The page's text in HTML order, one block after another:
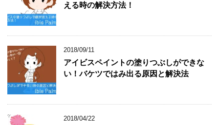
える時の解決方法！
2018/09/11
アイビスペイントの塗りつぶしができな
い！バケツではみ出る原因と解決法
2018/04/22